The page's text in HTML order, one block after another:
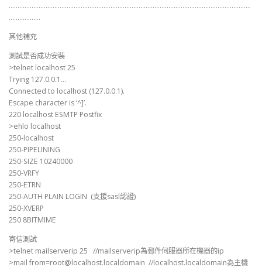
…………………………………………………………………………………………………………………………
………………
其他補充
測試是否成功安裝
>telnet localhost 25
Trying 127.0.0.1…
Connected to localhost (127.0.0.1).
Escape character is ‘^]’.
220 localhost ESMTP Postfix
>ehlo localhost
250-localhost
250-PIPELINING
250-SIZE 10240000
250-VRFY
250-ETRN
250-AUTH PLAIN LOGIN (支援sasl認證)
250-XVERP
250 8BITMIME
寄信測試
>telnet mailserverip 25 //mailserverip為郵件伺服器所在機器的ip
>mail from=root@localhost.localdomain //localhost.localdomain為主機